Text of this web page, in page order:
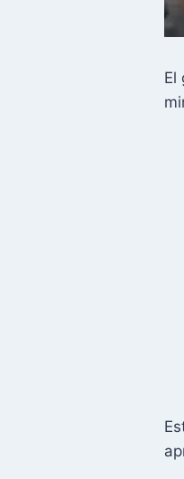
El